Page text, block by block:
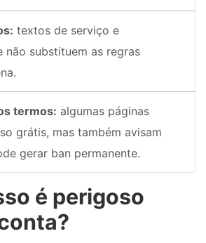
textos de serviço e
não substituem as regras
termos: algumas páginas
grátis, mas também avisam
gerar ban permanente.
é perigoso